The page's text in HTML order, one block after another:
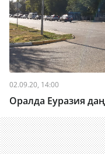
02.09.20, 14:00
Оралда Еуразия